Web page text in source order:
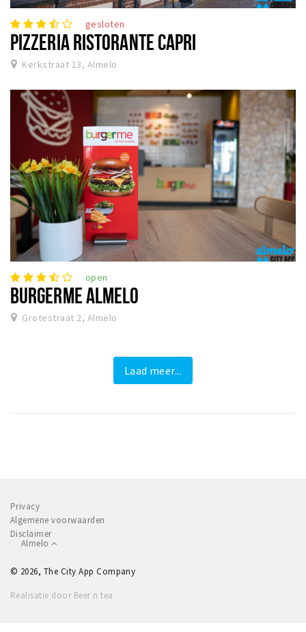
gesloten
PIZZERIA RISTORANTE CAPRI
Kerkstraat 13, Almelo
open
BURGERME ALMELO
Grotestraat 2, Almelo
Laad meer...
Privacy
Algemene voorwaarden
Disclaimer
Almelo
© 2026, The City App Company
Realisatie door Beer n tea